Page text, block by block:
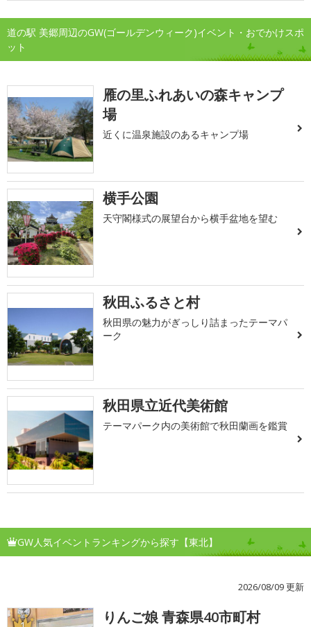
道の駅 美郷周辺のGW(ゴールデンウィーク)イベント・おでかけスポ
ット
雁の里ふれあいの森キャンプ
場
近くに温泉施設のあるキャンプ場
横手公園
天守閣様式の展望台から横手盆地を望む
秋田ふるさと村
秋田県の魅力がぎっしり詰まったテーマパ
ーク
秋田県立近代美術館
テーマパーク内の美術館で秋田蘭画を鑑賞
GW人気イベントランキングから探す【東北】
2026/08/09 更新
りんご娘 青森県40市町村